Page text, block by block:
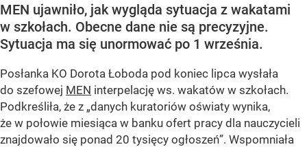
MEN ujawniło, jak wygląda sytuacja z wakatami
w szkołach. Obecne dane nie są precyzyjne.
Sytuacja ma się unormować po 1 września.
Posłanka KO Dorota Łoboda pod koniec lipca wysłała
do szefowej MEN interpelację ws. wakatów w szkołach.
Podkreśliła, że z „danych kuratoriów oświaty wynika,
że w połowie miesiąca w banku ofert pracy dla nauczycieli
znajdowało się ponad 20 tysięcy ogłoszeń”. Wspomniała